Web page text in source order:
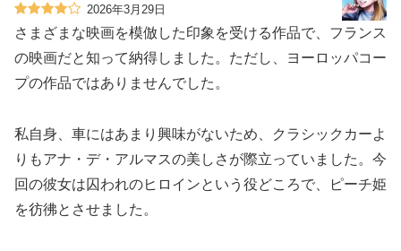
2026年3月29日
さまざまな映画を模倣した印象を受ける作品で、フランス
の映画だと知って納得しました。ただし、ヨーロッパコー
プの作品ではありませんでした。
私自身、車にはあまり興味がないため、クラシックカーよ
りもアナ・デ・アルマスの美しさが際立っていました。今
回の彼女は囚われのヒロインという役どころで、ピーチ姫
を彷彿とさせました。